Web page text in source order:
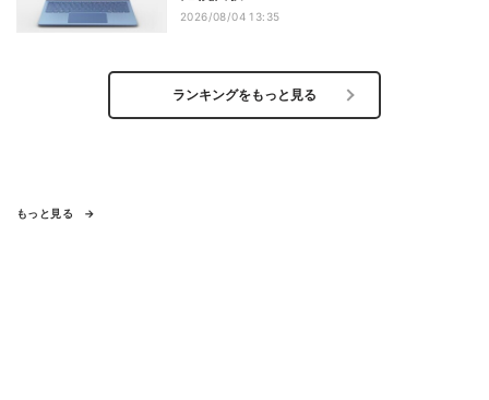
2026/08/04 13:35
ランキングをもっと見る
もっと見る